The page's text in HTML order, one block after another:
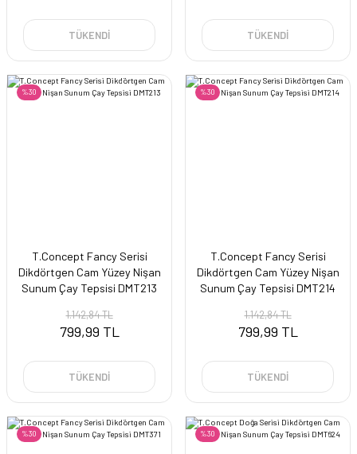
TÜKENDİ TÜKENDİ
%30
T.Concept Fancy Serisi
Dikdörtgen Cam Yüzey Nişan
Sunum Çay Tepsisi DMT213
1.142,84 TL
799,99 TL
TÜKENDİ
%30
T.Concept Fancy Serisi
Dikdörtgen Cam Yüzey Nişan
Sunum Çay Tepsisi DMT214
1.142,84 TL
799,99 TL
TÜKENDİ
%30 %30